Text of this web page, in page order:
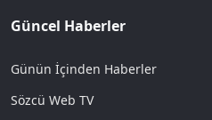
Güncel Haberler
Günün İçinden Haberler
Sözcü Web TV